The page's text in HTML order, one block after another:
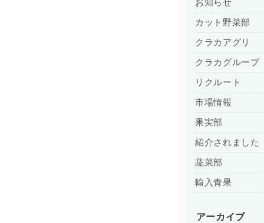
お知らせ
カット野菜部
クラカアグリ
クラカグループ
リクルート
市場情報
果実部
紹介されました
蔬菜部
輸入青果
アーカイブ